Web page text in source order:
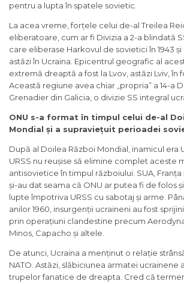
pentru a lupta în spatele sovietic.
La acea vreme, forțele celui de-al Treilea
eliberatoare, cum ar fi Divizia a 2-a blindată
care eliberase Harkovul de sovietici în 1943
astăzi în Ucraina. Epicentrul geografic al
extremă dreaptă a fost la Lvov, astăzi Lviv, în
Această regiune avea chiar „propria” a 14-a
Grenadier din Galicia, o divizie SS integral
ONU s-a format în timpul celui de-al
Mondial și a supraviețuit perioadei
După al Doilea Război Mondial, inamicul era
URSS nu reușise să elimine complet aceste
antisovietice în timpul războiului. SUA,
și-au dat seama că ONU ar putea fi de folos
lupte împotriva URSS cu sabotaj și arme.
anilor 1960, insurgenții ucraineni au fost
prin operațiuni clandestine precum
Minos, Capacho și altele.
De atunci, Ucraina a menținut o relație
NATO. Astăzi, slăbiciunea armatei ucrainene
trupelor fanatice de dreapta. Cred că